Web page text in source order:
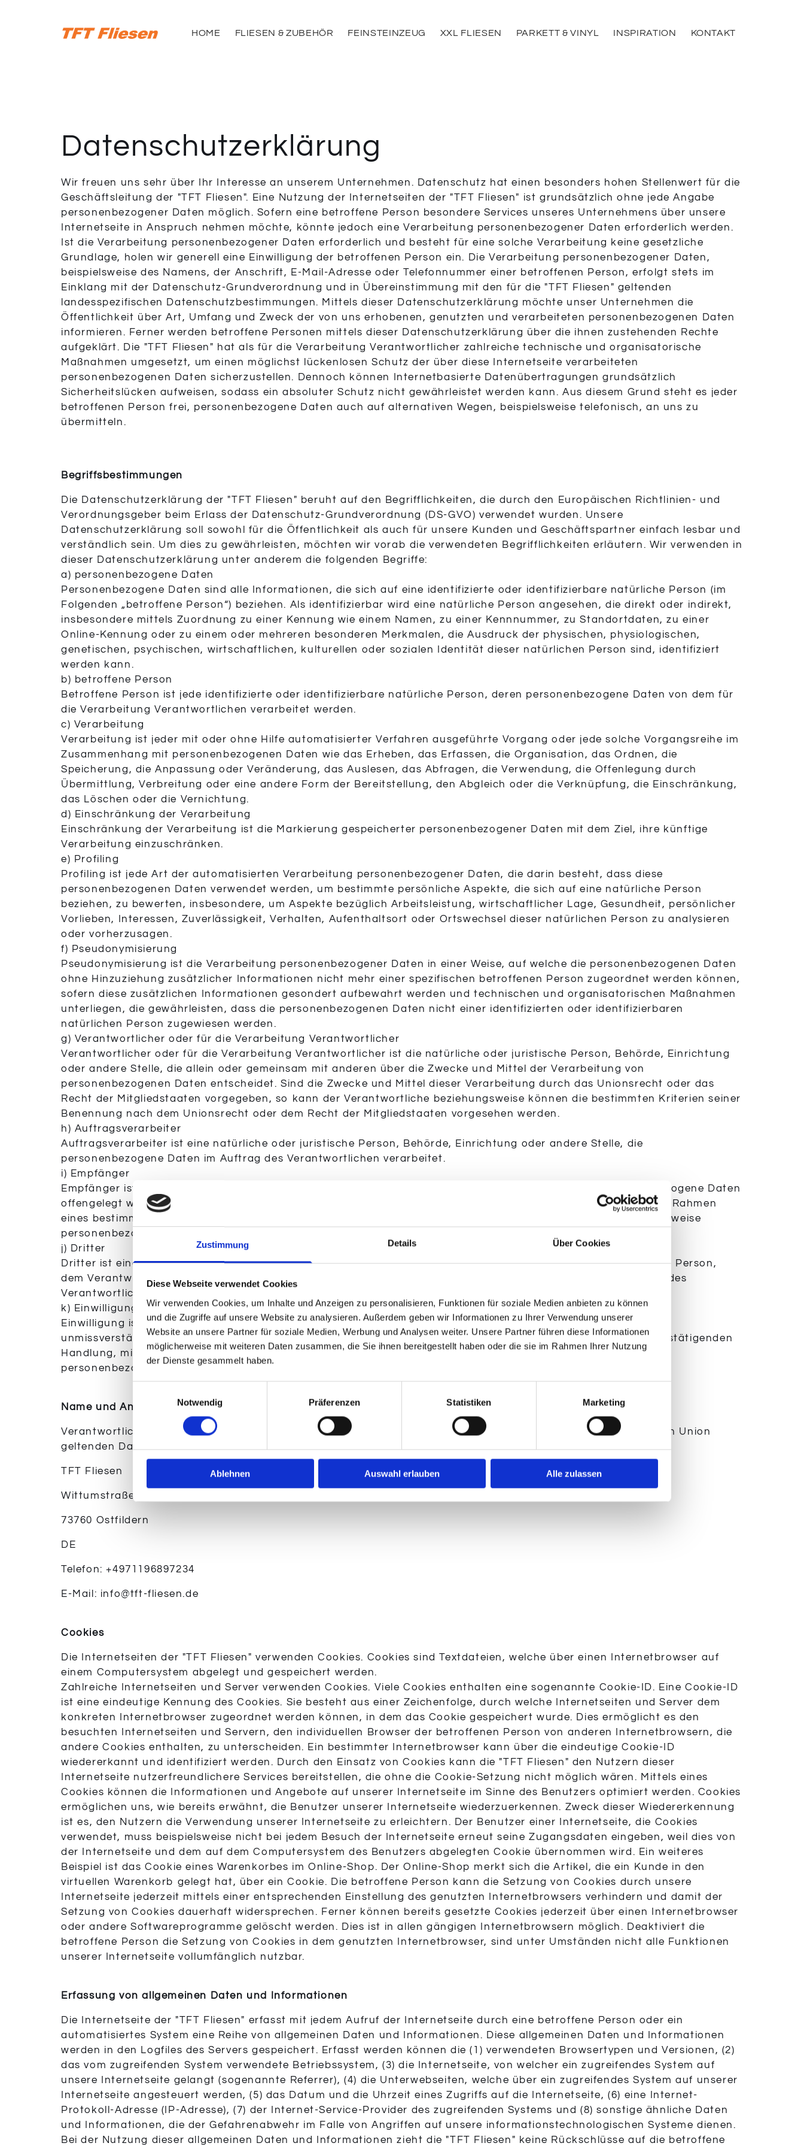
Zustimmung Details Über Cookies
Diese Webseite verwendet Cookies
Wir verwenden Cookies, um Inhalte und Anzeigen zu personalisieren, Funktionen für soziale Medien anbieten zu können
und die Zugriffe auf unsere Website zu analysieren. Außerdem geben wir Informationen zu Ihrer Verwendung unserer
Website an unsere Partner für soziale Medien, Werbung und Analysen weiter. Unsere Partner führen diese Informationen
möglicherweise mit weiteren Daten zusammen, die Sie ihnen bereitgestellt haben oder die sie im Rahmen Ihrer Nutzung
der Dienste gesammelt haben.
Notwendig
Präferenzen Statistiken Marketing
Ablehnen Auswahl erlauben Alle zulassen
HOME
FLIESEN & ZUBEHÖR FEINSTEINZEUG XXL FLIESEN PARKETT & VINYL INSPIRATION KONTAKT
Datenschutzerklärung
Wir freuen uns sehr über Ihr Interesse an unserem Unternehmen. Datenschutz hat einen besonders hohen Stellenwert für die
Geschäftsleitung der "TFT Fliesen". Eine Nutzung der Internetseiten der "TFT Fliesen" ist grundsätzlich ohne jede Angabe
personenbezogener Daten möglich. Sofern eine betroffene Person besondere Services unseres Unternehmens über unsere
Internetseite in Anspruch nehmen möchte, könnte jedoch eine Verarbeitung personenbezogener Daten erforderlich werden.
Ist die Verarbeitung personenbezogener Daten erforderlich und besteht für eine solche Verarbeitung keine gesetzliche
Grundlage, holen wir generell eine Einwilligung der betroffenen Person ein. Die Verarbeitung personenbezogener Daten,
beispielsweise des Namens, der Anschrift, E-Mail-Adresse oder Telefonnummer einer betroffenen Person, erfolgt stets im
Einklang mit der Datenschutz-Grundverordnung und in Übereinstimmung mit den für die "TFT Fliesen" geltenden
landesspezifischen Datenschutzbestimmungen. Mittels dieser Datenschutzerklärung möchte unser Unternehmen die
Öffentlichkeit über Art, Umfang und Zweck der von uns erhobenen, genutzten und verarbeiteten personenbezogenen Daten
informieren. Ferner werden betroffene Personen mittels dieser Datenschutzerklärung über die ihnen zustehenden Rechte
aufgeklärt. Die "TFT Fliesen" hat als für die Verarbeitung Verantwortlicher zahlreiche technische und organisatorische
Maßnahmen umgesetzt, um einen möglichst lückenlosen Schutz der über diese Internetseite verarbeiteten
personenbezogenen Daten sicherzustellen. Dennoch können Internetbasierte Datenübertragungen grundsätzlich
Sicherheitslücken aufweisen, sodass ein absoluter Schutz nicht gewährleistet werden kann. Aus diesem Grund steht es jeder
betroffenen Person frei, personenbezogene Daten auch auf alternativen Wegen, beispielsweise telefonisch, an uns zu
übermitteln.
Begriffsbestimmungen
Die Datenschutzerklärung der "TFT Fliesen" beruht auf den Begrifflichkeiten, die durch den Europäischen Richtlinien- und
Verordnungsgeber beim Erlass der Datenschutz-Grundverordnung (DS-GVO) verwendet wurden. Unsere
Datenschutzerklärung soll sowohl für die Öffentlichkeit als auch für unsere Kunden und Geschäftspartner einfach lesbar und
verständlich sein. Um dies zu gewährleisten, möchten wir vorab die verwendeten Begrifflichkeiten erläutern. Wir verwenden in
dieser Datenschutzerklärung unter anderem die folgenden Begriffe:
a) personenbezogene Daten
Personenbezogene Daten sind alle Informationen, die sich auf eine identifizierte oder identifizierbare natürliche Person (im
Folgenden „betroffene Person“) beziehen. Als identifizierbar wird eine natürliche Person angesehen, die direkt oder indirekt,
insbesondere mittels Zuordnung zu einer Kennung wie einem Namen, zu einer Kennnummer, zu Standortdaten, zu einer
Online-Kennung oder zu einem oder mehreren besonderen Merkmalen, die Ausdruck der physischen, physiologischen,
genetischen, psychischen, wirtschaftlichen, kulturellen oder sozialen Identität dieser natürlichen Person sind, identifiziert
werden kann.
b) betroffene Person
Betroffene Person ist jede identifizierte oder identifizierbare natürliche Person, deren personenbezogene Daten von dem für
die Verarbeitung Verantwortlichen verarbeitet werden.
c) Verarbeitung
Verarbeitung ist jeder mit oder ohne Hilfe automatisierter Verfahren ausgeführte Vorgang oder jede solche Vorgangsreihe im
Zusammenhang mit personenbezogenen Daten wie das Erheben, das Erfassen, die Organisation, das Ordnen, die
Speicherung, die Anpassung oder Veränderung, das Auslesen, das Abfragen, die Verwendung, die Offenlegung durch
Übermittlung, Verbreitung oder eine andere Form der Bereitstellung, den Abgleich oder die Verknüpfung, die Einschränkung,
das Löschen oder die Vernichtung.
d) Einschränkung der Verarbeitung
Einschränkung der Verarbeitung ist die Markierung gespeicherter personenbezogener Daten mit dem Ziel, ihre künftige
Verarbeitung einzuschränken.
e) Profiling
Profiling ist jede Art der automatisierten Verarbeitung personenbezogener Daten, die darin besteht, dass diese
personenbezogenen Daten verwendet werden, um bestimmte persönliche Aspekte, die sich auf eine natürliche Person
beziehen, zu bewerten, insbesondere, um Aspekte bezüglich Arbeitsleistung, wirtschaftlicher Lage, Gesundheit, persönlicher
Vorlieben, Interessen, Zuverlässigkeit, Verhalten, Aufenthaltsort oder Ortswechsel dieser natürlichen Person zu analysieren
oder vorherzusagen.
f) Pseudonymisierung
Pseudonymisierung ist die Verarbeitung personenbezogener Daten in einer Weise, auf welche die personenbezogenen Daten
ohne Hinzuziehung zusätzlicher Informationen nicht mehr einer spezifischen betroffenen Person zugeordnet werden können,
sofern diese zusätzlichen Informationen gesondert aufbewahrt werden und technischen und organisatorischen Maßnahmen
unterliegen, die gewährleisten, dass die personenbezogenen Daten nicht einer identifizierten oder identifizierbaren
natürlichen Person zugewiesen werden.
g) Verantwortlicher oder für die Verarbeitung Verantwortlicher
Verantwortlicher oder für die Verarbeitung Verantwortlicher ist die natürliche oder juristische Person, Behörde, Einrichtung
oder andere Stelle, die allein oder gemeinsam mit anderen über die Zwecke und Mittel der Verarbeitung von
personenbezogenen Daten entscheidet. Sind die Zwecke und Mittel dieser Verarbeitung durch das Unionsrecht oder das
Recht der Mitgliedstaaten vorgegeben, so kann der Verantwortliche beziehungsweise können die bestimmten Kriterien seiner
Benennung nach dem Unionsrecht oder dem Recht der Mitgliedstaaten vorgesehen werden.
h) Auftragsverarbeiter
Auftragsverarbeiter ist eine natürliche oder juristische Person, Behörde, Einrichtung oder andere Stelle, die
personenbezogene Daten im Auftrag des Verantwortlichen verarbeitet.
i) Empfänger
Empfänger ist eine natürliche oder juristische Person, Behörde, Einrichtung oder andere Stelle, der personenbezogene Daten
offengelegt werden, unabhängig davon, ob es sich bei ihr um einen Dritten handelt oder nicht. Behörden, die im Rahmen
eines bestimmten Untersuchungsauftrags nach dem Unionsrecht oder dem Recht der Mitgliedstaaten möglicherweise
personenbezogene Daten erhalten, gelten jedoch nicht als Empfänger.
j) Dritter
Dritter ist eine natürliche oder juristische Person, Behörde, Einrichtung oder andere Stelle außer der betroffenen Person,
dem Verantwortlichen, dem Auftragsverarbeiter und den Personen, die unter der unmittelbaren Verantwortung des
Verantwortlichen oder des Auftragsverarbeiters befugt sind, die personenbezogenen Daten zu verarbeiten.
k) Einwilligung
Einwilligung ist jede von der betroffenen Person freiwillig für den bestimmten Fall in informierter Weise und
unmissverständlich abgegebene Willensbekundung in Form einer Erklärung oder einer sonstigen eindeutigen bestätigenden
Handlung, mit der die betroffene Person zu verstehen gibt, dass sie mit der Verarbeitung der sie betreffenden
personenbezogenen Daten einverstanden ist.
Name und Anschrift des für die Verarbeitung Verantwortlichen
Verantwortlicher im Sinne der Datenschutz-Grundverordnung, sonstiger in den Mitgliedstaaten der Europäischen Union
geltenden Datenschutzgesetze und anderer Bestimmungen mit datenschutzrechtlichem Charakter ist die:
TFT Fliesen
Wittumstraße 3
73760 Ostfildern
DE
Telefon:+4971196897234
E-Mail: info@tft-fliesen.de
Cookies
Die Internetseiten der "TFT Fliesen" verwenden Cookies. Cookies sind Textdateien, welche über einen Internetbrowser auf
einem Computersystem abgelegt und gespeichert werden.
Zahlreiche Internetseiten und Server verwenden Cookies. Viele Cookies enthalten eine sogenannte Cookie-ID. Eine Cookie-ID
ist eine eindeutige Kennung des Cookies. Sie besteht aus einer Zeichenfolge, durch welche Internetseiten und Server dem
konkreten Internetbrowser zugeordnet werden können, in dem das Cookie gespeichert wurde. Dies ermöglicht es den
besuchten Internetseiten und Servern, den individuellen Browser der betroffenen Person von anderen Internetbrowsern, die
andere Cookies enthalten, zu unterscheiden. Ein bestimmter Internetbrowser kann über die eindeutige Cookie-ID
wiedererkannt und identifiziert werden. Durch den Einsatz von Cookies kann die "TFT Fliesen" den Nutzern dieser
Internetseite nutzerfreundlichere Services bereitstellen, die ohne die Cookie-Setzung nicht möglich wären. Mittels eines
Cookies können die Informationen und Angebote auf unserer Internetseite im Sinne des Benutzers optimiert werden. Cookies
ermöglichen uns, wie bereits erwähnt, die Benutzer unserer Internetseite wiederzuerkennen. Zweck dieser Wiedererkennung
ist es, den Nutzern die Verwendung unserer Internetseite zu erleichtern. Der Benutzer einer Internetseite, die Cookies
verwendet, muss beispielsweise nicht bei jedem Besuch der Internetseite erneut seine Zugangsdaten eingeben, weil dies von
der Internetseite und dem auf dem Computersystem des Benutzers abgelegten Cookie übernommen wird. Ein weiteres
Beispiel ist das Cookie eines Warenkorbes im Online-Shop. Der Online-Shop merkt sich die Artikel, die ein Kunde in den
virtuellen Warenkorb gelegt hat, über ein Cookie. Die betroffene Person kann die Setzung von Cookies durch unsere
Internetseite jederzeit mittels einer entsprechenden Einstellung des genutzten Internetbrowsers verhindern und damit der
Setzung von Cookies dauerhaft widersprechen. Ferner können bereits gesetzte Cookies jederzeit über einen Internetbrowser
oder andere Softwareprogramme gelöscht werden. Dies ist in allen gängigen Internetbrowsern möglich. Deaktiviert die
betroffene Person die Setzung von Cookies in dem genutzten Internetbrowser, sind unter Umständen nicht alle Funktionen
unserer Internetseite vollumfänglich nutzbar.
Erfassung von allgemeinen Daten und Informationen
Die Internetseite der "TFT Fliesen" erfasst mit jedem Aufruf der Internetseite durch eine betroffene Person oder ein
automatisiertes System eine Reihe von allgemeinen Daten und Informationen. Diese allgemeinen Daten und Informationen
werden in den Logfiles des Servers gespeichert. Erfasst werden können die (1) verwendeten Browsertypen und Versionen, (2)
das vom zugreifenden System verwendete Betriebssystem, (3) die Internetseite, von welcher ein zugreifendes System auf
unsere Internetseite gelangt (sogenannte Referrer), (4) die Unterwebseiten, welche über ein zugreifendes System auf unserer
Internetseite angesteuert werden, (5) das Datum und die Uhrzeit eines Zugriffs auf die Internetseite, (6) eine Internet-
Protokoll-Adresse (IP-Adresse), (7) der Internet-Service-Provider des zugreifenden Systems und (8) sonstige ähnliche Daten
und Informationen, die der Gefahrenabwehr im Falle von Angriffen auf unsere informationstechnologischen Systeme dienen.
Bei der Nutzung dieser allgemeinen Daten und Informationen zieht die "TFT Fliesen" keine Rückschlüsse auf die betroffene